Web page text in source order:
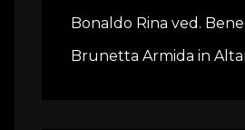
:Bonaldo Rina ved.
Brunetta Armida in